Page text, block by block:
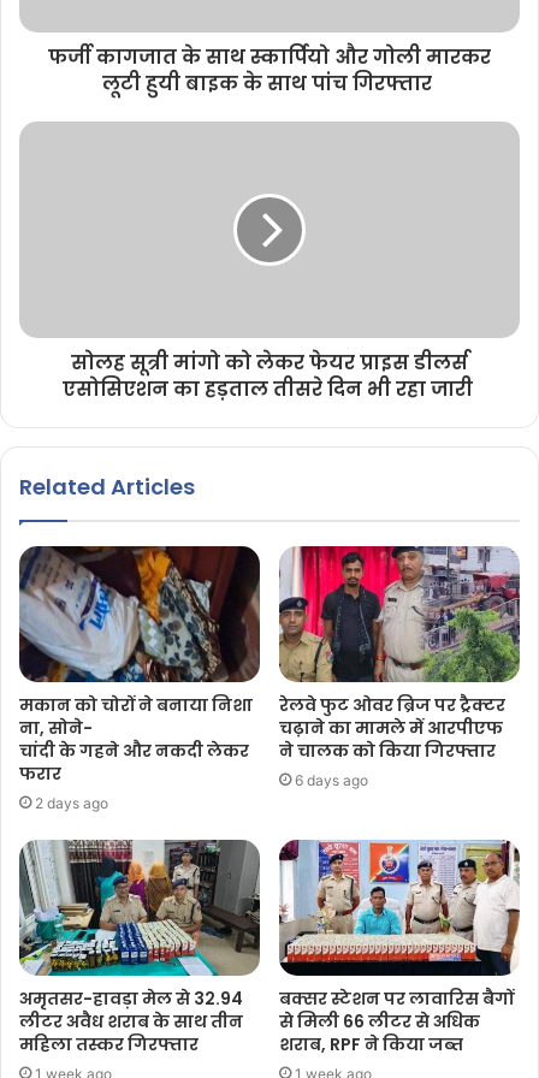
फर्जी कागजात के साथ स्कार्पियो और गोली मारकर
लूटी हुयी बाइक के साथ पांच गिरफ्तार
सोलह सूत्री मांगो को लेकर फेयर प्राइस डीलर्स
एसोसिएशन का हड़ताल तीसरे दिन भी रहा जारी
Related Articles
मकान को चोरों ने बनाया निशा
ना, सोने-
चांदी के गहने और नकदी लेकर
फरार
2 days ago
रेलवे फुट ओवर ब्रिज पर ट्रैक्टर
चढ़ाने का मामले में आरपीएफ
ने चालक को किया गिरफ्तार
6 days ago
अमृतसर-हावड़ा मेल से 32.94
लीटर अवैध शराब के साथ तीन
महिला तस्कर गिरफ्तार
1 week ago
बक्सर स्टेशन पर लावारिस बैगों
से मिली 66 लीटर से अधिक
शराब, RPF ने किया जब्त
1 week ago